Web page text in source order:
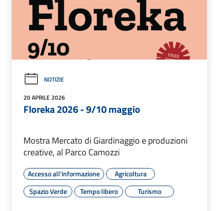
NOTIZIE
20 APRILE 2026
Floreka 2026 - 9/10 maggio
Mostra Mercato di Giardinaggio e produzioni
creative, al Parco Camozzi
Accesso all'informazione
Agricoltura
Spazio Verde
Tempo libero Turismo